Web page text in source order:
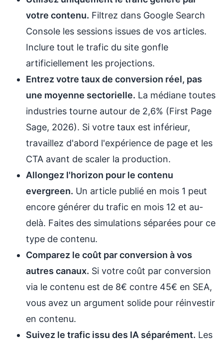
votre contenu. Filtrez dans Google Search
Console les sessions issues de vos articles.
Inclure tout le trafic du site gonfle
artificiellement les projections.
Entrez votre taux de conversion réel, pas
une moyenne sectorielle. La médiane toutes
industries tourne autour de 2,6% (First Page
Sage, 2026). Si votre taux est inférieur,
travaillez d'abord l'expérience de page et les
CTA avant de scaler la production.
Allongez l'horizon pour le contenu
evergreen. Un article publié en mois 1 peut
encore générer du trafic en mois 12 et au-
delà. Faites des simulations séparées pour ce
type de contenu.
Comparez le coût par conversion à vos
autres canaux. Si votre coût par conversion
via le contenu est de 8€ contre 45€ en SEA,
vous avez un argument solide pour réinvestir
en contenu.
Suivez le trafic issu des IA séparément. Les